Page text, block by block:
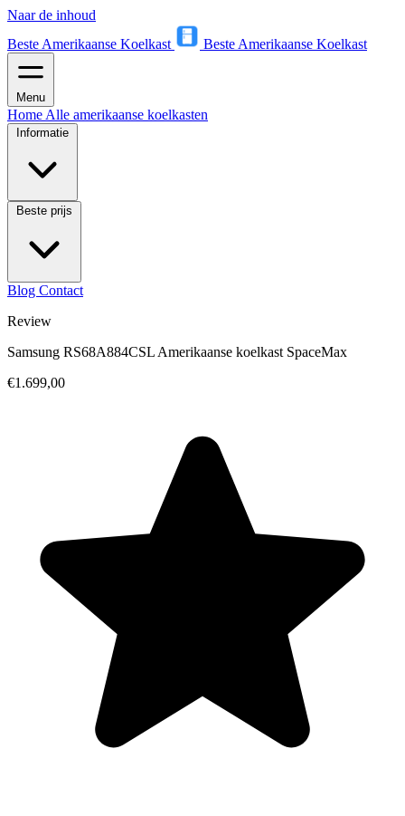
Naar de inhoud
Beste Amerikaanse Koelkast
Beste Amerikaanse Koelkast
Menu
Home Alle amerikaanse koelkasten
Informatie
Beste prijs
Blog Contact
Review
Samsung RS68A884CSL Amerikaanse koelkast SpaceMax
€1.699,00